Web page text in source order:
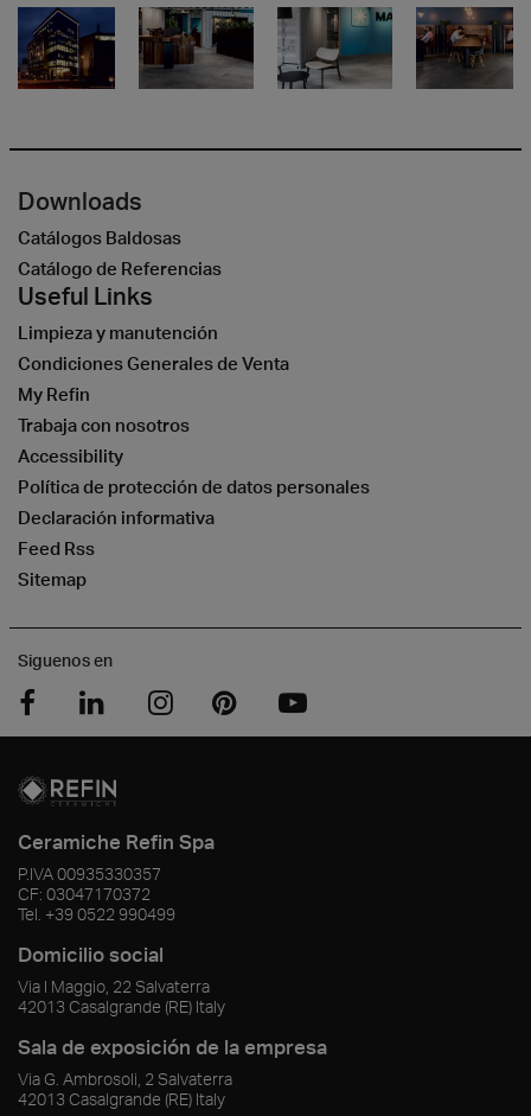
Downloads
Catálogos Baldosas
Catálogo de Referencias
Useful Links
Limpieza y manutención
Condiciones Generales de Venta
My Refin
Trabaja con nosotros
Accessibility
Política de protección de datos personales
Declaración informativa
Feed Rss
Sitemap
Siguenos en
Ceramiche Refin Spa
P.IVA00935330357
CF: 03047170372
Tel. +39 0522 990499
Domicilio social
Via I Maggio, 22 Salvaterra
42013 Casalgrande (RE) Italy
Sala de exposición de la empresa
Via G. Ambrosoli, 2 Salvaterra
42013 Casalgrande (RE) Italy